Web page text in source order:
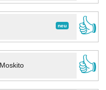
neu
👍
Moskito
👍